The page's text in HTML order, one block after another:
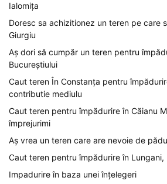
Ialomița
Doresc sa achizitionez un teren pe care
Giurgiu
Aș dori să cumpăr un teren pentru
Bucureștiului
Caut teren În Constanța pentru
contributie mediulu
Caut teren pentru împădurire în Căianu
împrejurimi
Aș vrea un teren care are nevoie de
Caut teren pentru împădurire în Lungani,
Impadurire în baza unei înțelegeri